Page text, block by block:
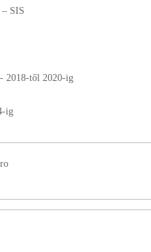
SIS
2018-től 2020-ig
-ig